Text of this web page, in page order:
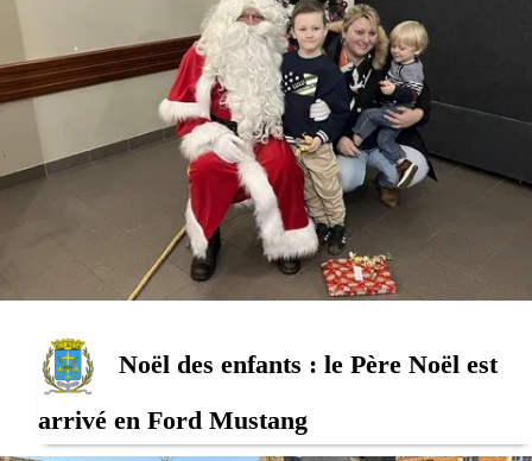
Noël des enfants : le Père Noël est
arrivé en Ford Mustang